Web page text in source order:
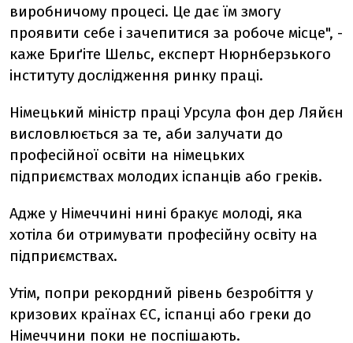
виробничому процесі. Це дає їм змогу
проявити себе і зачепитися за робоче місце", -
каже Бриґіте Шельс, експерт Нюрнберзького
інституту дослідження ринку праці.
Німецький міністр праці Урсула фон дер Ляйєн
висловлюється за те, аби залучати до
професійної освіти на німецьких
підприємствах молодих іспанців або греків.
Адже у Німеччині нині бракує молоді, яка
хотіла би отримувати професійну освіту на
підприємствах.
Утім, попри рекордний рівень безробіття у
кризових країнах ЄС, іспанці або греки до
Німеччини поки не поспішають.